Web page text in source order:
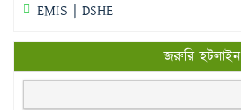
EMIS | DSHE
জরুরি হটলাইন